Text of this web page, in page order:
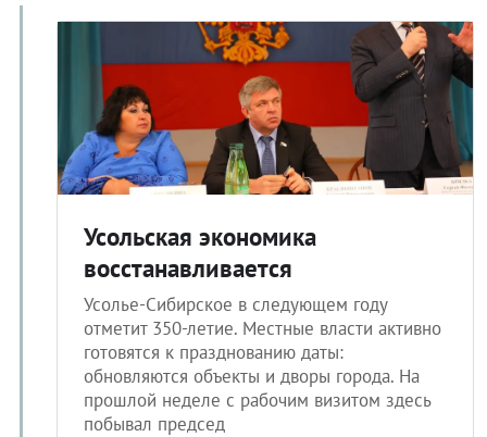
Усольская экономика
восстанавливается
Усолье-Сибирское в следующем году
отметит 350-летие. Местные власти активно
готовятся к празднованию даты:
обновляются объекты и дворы города. На
прошлой неделе с рабочим визитом здесь
побывал председ